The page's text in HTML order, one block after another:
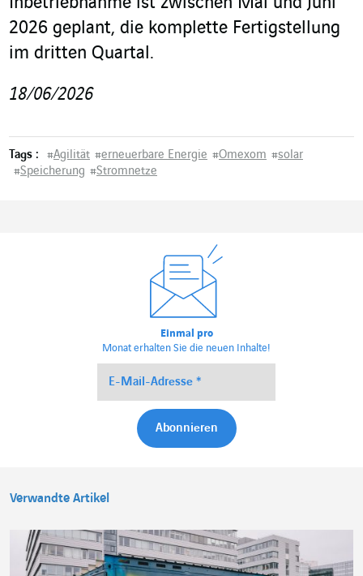
2026 geplant, die komplette Fertigstellung
im dritten Quartal.
18/06/2026
Tags : #Agilität #erneuerbare Energie #Omexom #solar
#Speicherung #Stromnetze
Einmal pro
Monat erhalten Sie die neuen Inhalte!
Verwandte Artikel